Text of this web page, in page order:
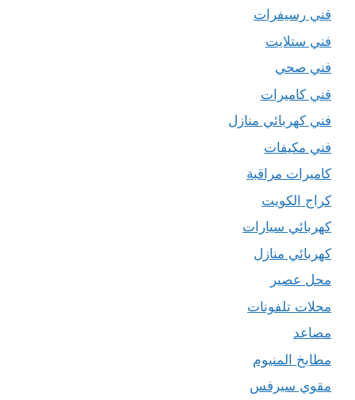
فني رسيفرات
فني ستلايت
فني صحي
فني كاميرات
فني كهربائي منازل
فني مكيفات
كاميرات مراقبة
كراج الكويت
كهربائي سيارات
كهربائي منازل
محل عصير
محلات تلفونات
مصاعد
مطابخ المنيوم
مقوي سيرفس